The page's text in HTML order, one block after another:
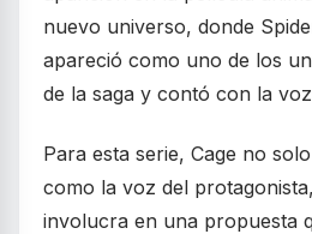
nuevo universo, donde
apareció como uno de los
de la saga y contó con la
Para esta serie, Cage no
como la voz del
involucra en una propuesta